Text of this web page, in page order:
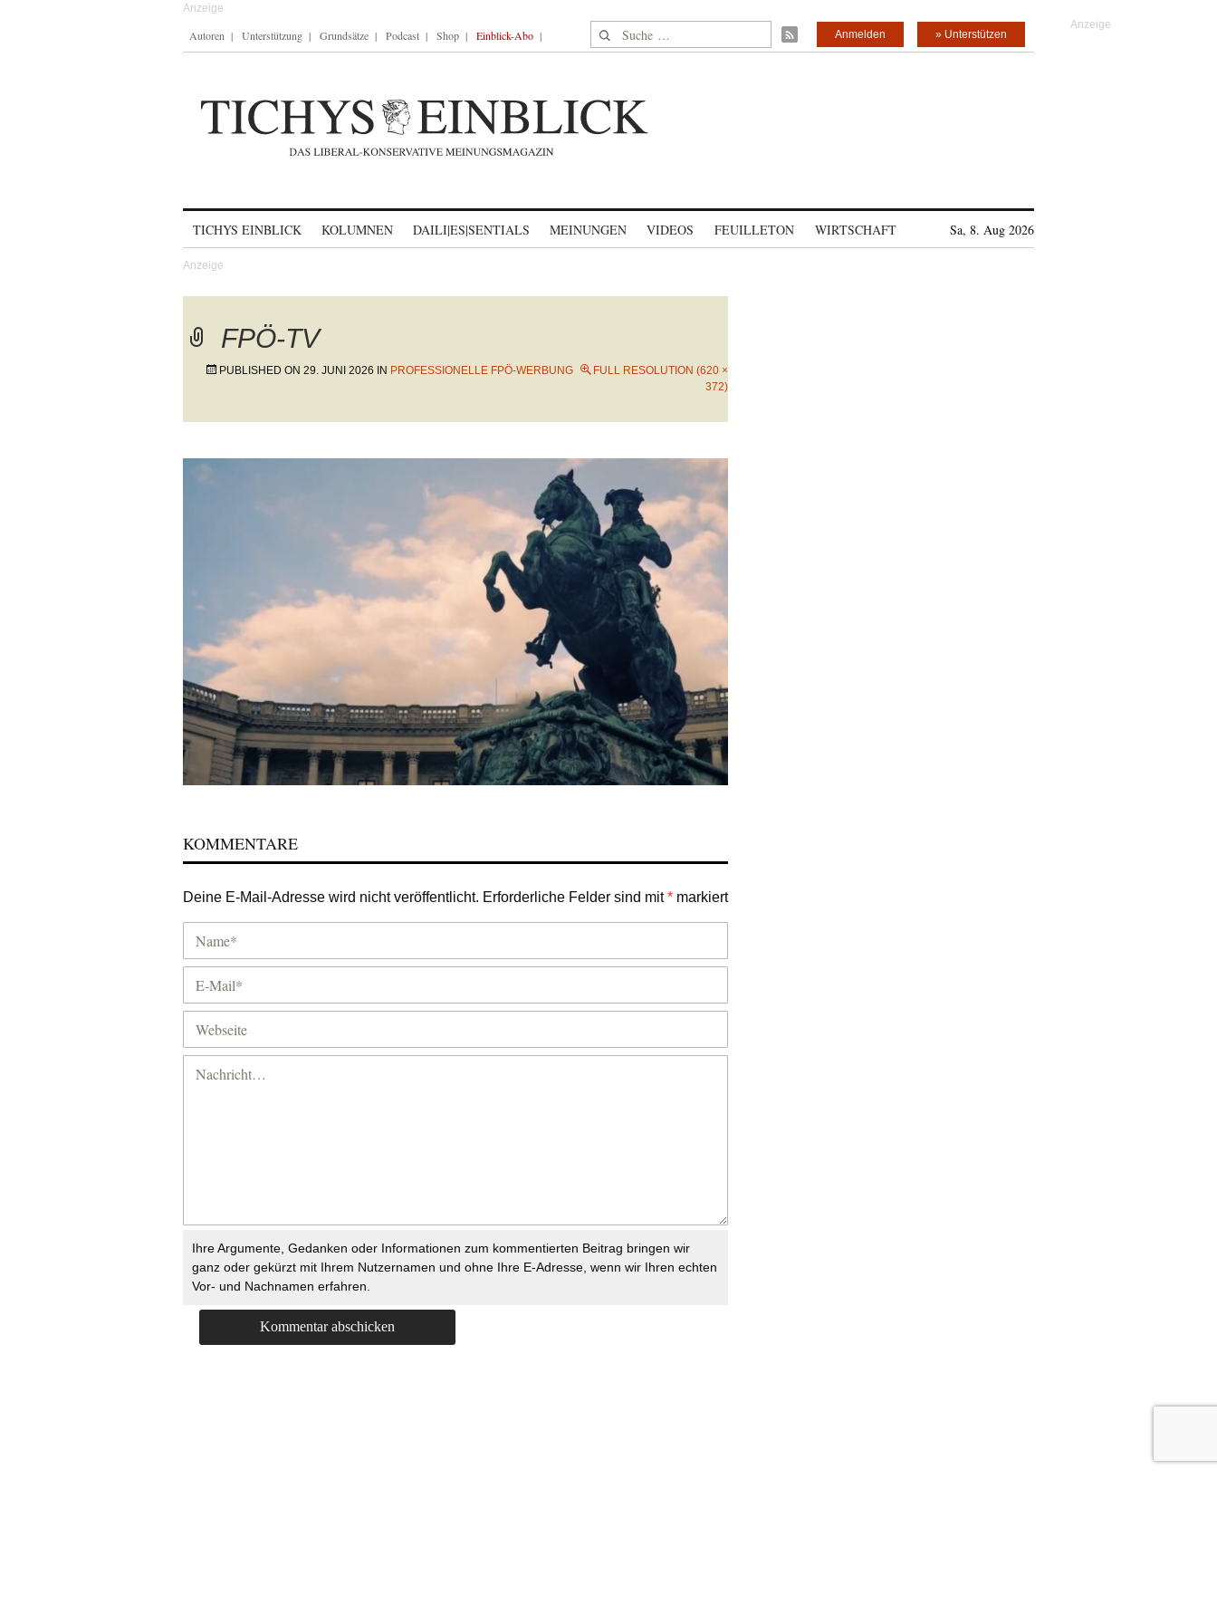
Autoren Unterstützung Grundsätze Podcast Shop Einblick-Abo Suche nach: » Unterstützen
Anmelden
TICHYS EINBLICK KOLUMNEN DAILI|ES|SENTIALS MEINUNGEN VIDEOS FEUILLETON WIRTSCHAFT Sa, 8. Aug 2026
FPÖ-TV
PUBLISHED ON 29. JUNI 2026 IN PROFESSIONELLE FPÖ-WERBUNG
FULL RESOLUTION (620 ×
372)
KOMMENTARE
Deine E-Mail-Adresse wird nicht veröffentlicht. Erforderliche Felder sind mit* markiert
Ihre Argumente, Gedanken oder Informationen zum kommentierten Beitrag bringen wir
ganz oder gekürzt mit Ihrem Nutzernamen und ohne Ihre E-Adresse, wenn wir Ihren echten
Vor- und Nachnamen erfahren.